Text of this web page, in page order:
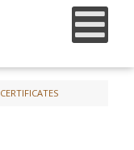
CERTIFICATES